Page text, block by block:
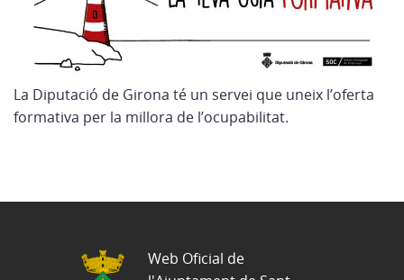
La Diputació de Girona té un servei que uneix l’oferta
formativa per la millora de l’ocupabilitat.
Web Oficial de